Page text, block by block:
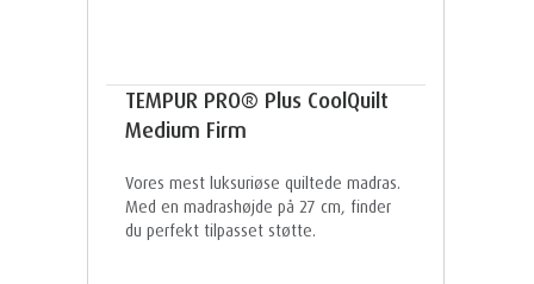
TEMPUR PRO® Plus CoolQuilt
Medium Firm
Vores mest luksuriøse quiltede madras.
Med en madrashøjde på 27 cm, finder
du perfekt tilpasset støtte.